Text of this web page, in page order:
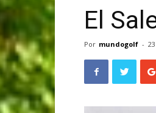
El
Por mundogolf -